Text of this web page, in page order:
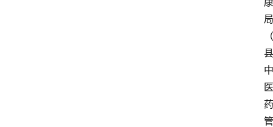
局
（
县
中
医
药
管